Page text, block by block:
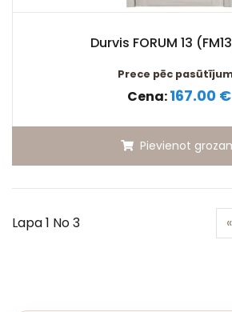
Durvis FORUM 13
Prece pēc
Cena:167.00 €
Pievienot
Lapa 1 No 3 «